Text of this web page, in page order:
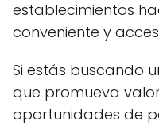
establecimientos
conveniente y
Si estás buscando
que promueva
oportunidades de